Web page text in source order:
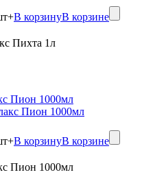
+В корзинуВ корзине
Пихта 1л
Пион 1000мл
+В корзинуВ корзине
Пион 1000мл